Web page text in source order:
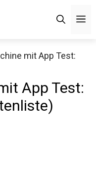
mit App Test:
App Test: